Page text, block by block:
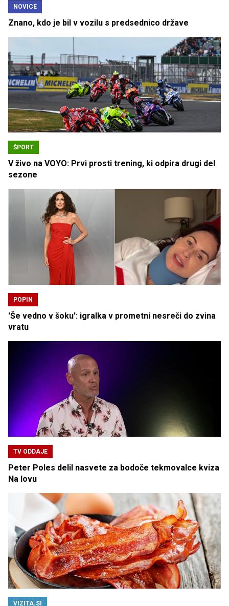
NOVICE
Znano, kdo je bil v vozilu s predsednico države
ŠPORT
V živo na VOYO: Prvi prosti trening, ki odpira drugi del
sezone
POPIN
'Še vedno v šoku': igralka v prometni nesreči do zvina
vratu
TV ODDAJE
Peter Poles delil nasvete za bodoče tekmovalce kviza
Na lovu
VIZITA.SI